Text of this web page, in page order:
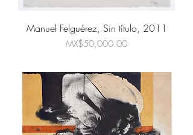
Manuel Felguérez, Sin título, 2011
Price
MX$50,000.00